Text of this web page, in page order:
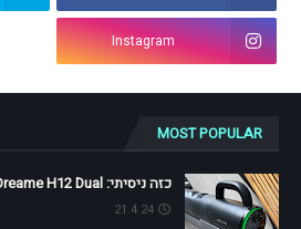
Instagram
MOST POPULAR
כזה ניסיתי: Dreame H12 Dual
21.4.24